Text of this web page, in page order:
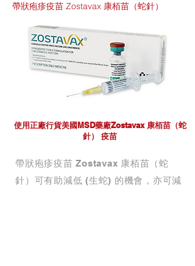
帶狀疱疹疫苗 Zostavax 康栢苗（蛇針）
使用正廠行貨美國MSD藥廠Zostavax 康栢苗（蛇
針） 疫苗
帶狀疱疹疫苗 Zostavax 康栢苗（蛇
針）可有助減低 (生蛇) 的機會，亦可減